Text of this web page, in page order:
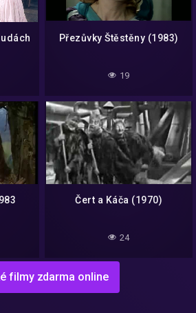
Přezůvky Štěstěny (1983)
19
Čert a Káča (1970)
24
filmy zdarma online